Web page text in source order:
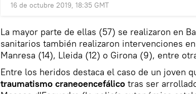
16 de octubre 2019, 18:35 GMT
La mayor parte de ellas (57) se realizaron en
sanitarios también realizaron intervenciones
Manresa (14), Lleida (12) o Girona (9), entre
Entre los heridos destaca el caso de un joven
traumatismo craneoencefálico tras ser